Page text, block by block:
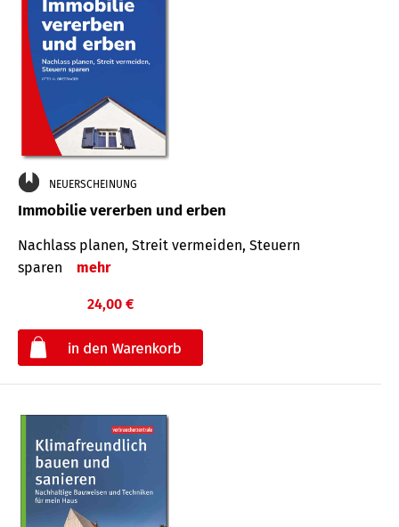
NEUERSCHEINUNG
Immobilie vererben und erben
Nachlass planen, Streit vermeiden, Steuern
sparen
mehr
24,00 €